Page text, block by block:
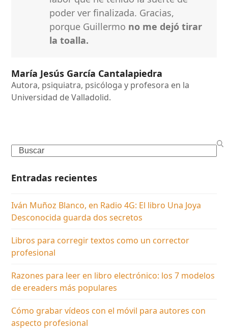
poder ver finalizada. Gracias,
porque Guillermo no me dejó tirar
la toalla.
María Jesús García Cantalapiedra
Autora, psiquiatra, psicóloga y profesora en la
Universidad de Valladolid.
Search
Entradas recientes
Iván Muñoz Blanco, en Radio 4G: El libro Una Joya
Desconocida guarda dos secretos
Libros para corregir textos como un corrector
profesional
Razones para leer en libro electrónico: los 7 modelos
de ereaders más populares
Cómo grabar vídeos con el móvil para autores con
aspecto profesional